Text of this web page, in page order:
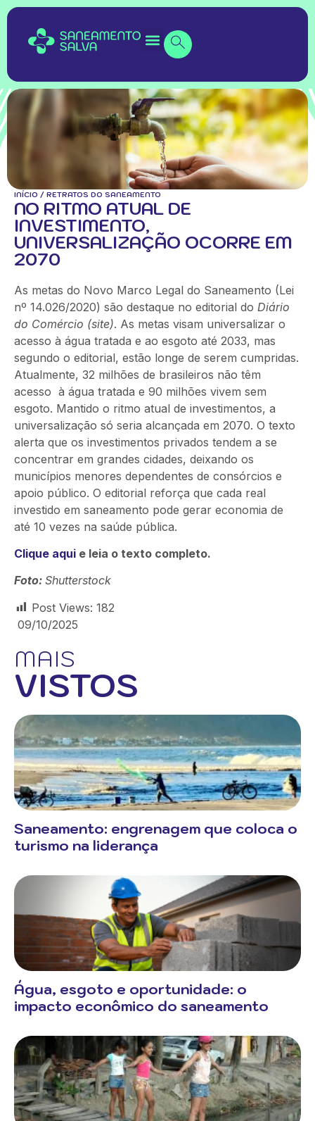
INÍCIO / RETRATOS DO SANEAMENTO
NO RITMO ATUAL DE
INVESTIMENTO,
UNIVERSALIZAÇÃO OCORRE EM
2070
As metas do Novo Marco Legal do Saneamento (Lei
nº 14.026/2020) são destaque no editorial do Diário
do Comércio (site). As metas visam universalizar o
acesso à água tratada e ao esgoto até 2033, mas
segundo o editorial, estão longe de serem cumpridas.
Atualmente, 32 milhões de brasileiros não têm
acesso à água tratada e 90 milhões vivem sem
esgoto. Mantido o ritmo atual de investimentos, a
universalização só seria alcançada em 2070. O texto
alerta que os investimentos privados tendem a se
concentrar em grandes cidades, deixando os
municípios menores dependentes de consórcios e
apoio público. O editorial reforça que cada real
investido em saneamento pode gerar economia de
até 10 vezes na saúde pública.
Clique aqui e leia o texto completo.
Foto: Shutterstock
Post Views: 182
09/10/2025
MAIS
VISTOS
Saneamento: engrenagem que coloca o
turismo na liderança
Água, esgoto e oportunidade: o
impacto econômico do saneamento